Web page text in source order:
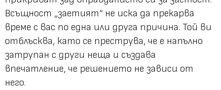
Всъщност „заетият“ не иска да прекарва
време с вас по една или друга причина. Той ви
отблъсква, като се преструва, че е напълно
затрупан с други неща и създава
впечатление, че решението не зависи от
него.